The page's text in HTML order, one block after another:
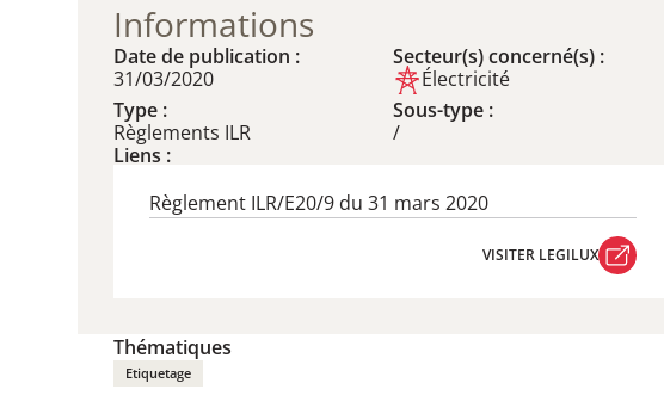
Informations
Date de publication :
31/03/2020
Secteur(s) concerné(s) :
Électricité
Type :
Règlements ILR
Sous-type :
/
Liens :
Règlement ILR/E20/9 du 31 mars 2020
VISITER LEGILUX
Thématiques
Etiquetage